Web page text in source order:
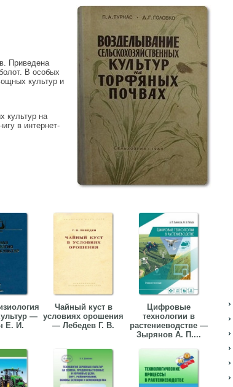
Приведена
В особых
культур и
культур на
в интернет-
—
Е. И.
Чайный куст в
условиях орошения
— Лебедев Г. В.
Цифровые
технологии в
растениеводстве —
Зырянов А. П....